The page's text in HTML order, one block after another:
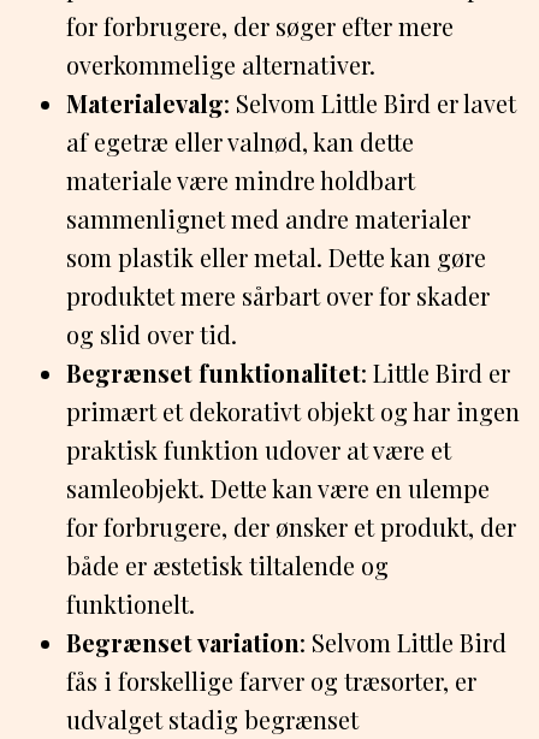
for forbrugere, der søger efter mere
overkommelige alternativer.
Materialevalg: Selvom Little Bird er lavet
af egetræ eller valnød, kan dette
materiale være mindre holdbart
sammenlignet med andre materialer
som plastik eller metal. Dette kan gøre
produktet mere sårbart over for skader
og slid over tid.
Begrænset funktionalitet: Little Bird er
primært et dekorativt objekt og har ingen
praktisk funktion udover at være et
samleobjekt. Dette kan være en ulempe
for forbrugere, der ønsker et produkt, der
både er æstetisk tiltalende og
funktionelt.
Begrænset variation: Selvom Little Bird
fås i forskellige farver og træsorter, er
udvalget stadig begrænset